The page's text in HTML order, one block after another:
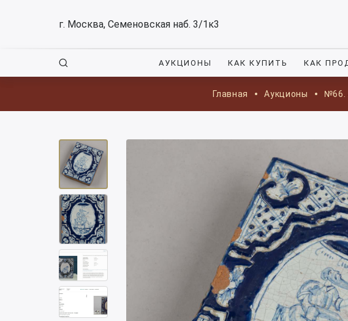
г. Москва, Семеновская наб. 3/1к3
АУКЦИОНЫ КАК КУПИТЬ КАК
Главная Аукционы №66.